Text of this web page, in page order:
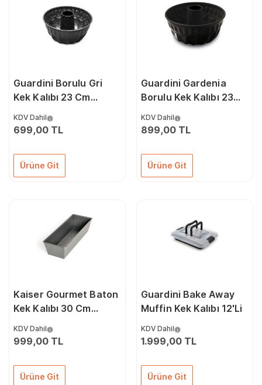
Guardini Borulu Gri
Kek Kalıbı 23 Cm
KDV Dahil
699,00 TL
Ürüne Git
Guardini Gardenia
Borulu Kek Kalıbı 23
KDV Dahil
899,00 TL
Ürüne Git
Kaiser Gourmet Baton
Kek Kalıbı 30 Cm
KDV Dahil
999,00 TL
Ürüne Git
Guardini Bake Away
Muffin Kek Kalıbı 12'Li
KDV Dahil
1.999,00 TL
Ürüne Git